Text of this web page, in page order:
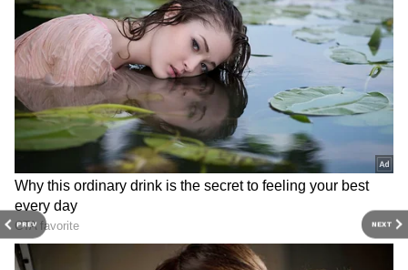
PREV NEXT
కొన్ని చోట్ల మాత్రమే వేడిగా మారి, మరికొన్ని చోట్ల చల్లగానే
ఉండే అవకాశం ఉంటుంది. అయితే ఈ స్టీమ్ హీటింగ్
విధానం వల్ల ఆహారం సమానంగా వేడెక్కుతుంది.
అంతేకాకుండా ఆహారంలోని తేమ అలాగే ఉండటంతో రుచి
కూడా తగ్గదు. ఇంట్లో కొత్తగా వండినట్లే అనిపించేలా భోజనం
వేడిగా సిద్ధమవుతుంది.